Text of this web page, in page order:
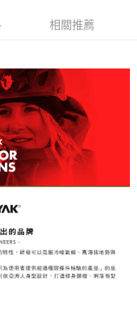
但若您需要取消訂單，請聯絡
問，請聯繫「AFTEE先享後付
support/home
先享後付」服務完成之交
並將交易相關給付款項請求債
：
監護人之同意方可使用
之損失，本公司不負相關責
帳號之用戶狀況，依本公司即
之情形，本公司將視審查結果
冊。若發現惡意使用之情形，
用額度並採取法律行動。
相關推薦